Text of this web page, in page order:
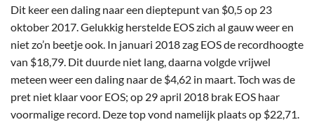
Dit keer een daling naar een dieptepunt van $0,5 op 23
oktober 2017. Gelukkig herstelde EOS zich al gauw weer en
niet zo’n beetje ook. In januari 2018 zag EOS de recordhoogte
van $18,79. Dit duurde niet lang, daarna volgde vrijwel
meteen weer een daling naar de $4,62 in maart. Toch was de
pret niet klaar voor EOS; op 29 april 2018 brak EOS haar
voormalige record. Deze top vond namelijk plaats op $22,71.